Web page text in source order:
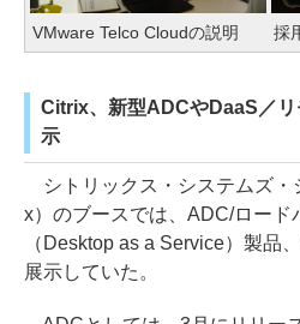
VMware Telco Cloudの説明 採
Citrix、新型ADCやDaaS／
示
シトリックス・システムズ・
x）のブースでは、ADC/ロード
（Desktop as a Service）製品
展示していた。